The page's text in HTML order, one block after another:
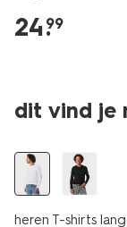
24.
99
dit vind je
2 stuks
heren T-shirts